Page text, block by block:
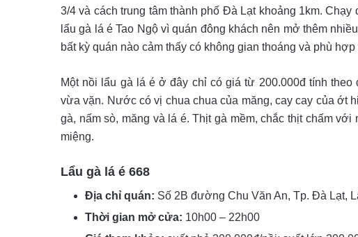
3/4 và cách trung tâm thành phố Đà Lạt khoảng 1km.
lẩu gà lá é Tao Ngộ vì quán đông khách nên mở thêm
bất kỳ quán nào cảm thấy có không gian thoáng và phù
Một nồi lẩu gà lá é ở đây chỉ có giá từ 200.000đ tính
vừa vặn. Nước có vị chua chua của măng, cay cay của ớt
gà, nấm sò, măng và lá é. Thịt gà mềm, chắc thịt chấm
miệng.
Lẩu gà lá é 668
Địa chỉ quán: Số 2B đường Chu Văn An, Tp. Đà Lạt,
Thời gian mở cửa: 10h00 – 22h00